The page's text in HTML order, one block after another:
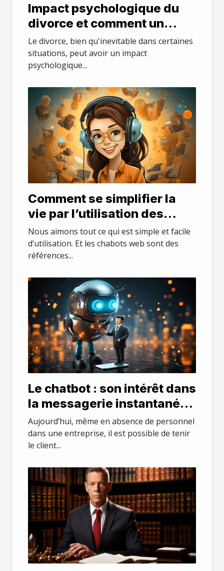
Impact psychologique du
divorce et comment un
avocat peut aider
Le divorce, bien qu'inevitable dans certaines
situations, peut avoir un impact
psychologique...
Comment se simplifier la
vie par l’utilisation des
chatbots web ?
Nous aimons tout ce qui est simple et facile
d’utilisation. Et les chabots web sont des
références...
Le chatbot : son intérêt dans
la messagerie instantanée
dans une entreprise
Aujourd’hui, même en absence de personnel
dans une entreprise, il est possible de tenir
le client...